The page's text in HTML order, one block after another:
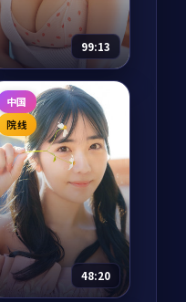
名考古学者在云南古
滇国遗址中破译出他
们留下的归航路径。
一场跨越上古与近未
来的冒险，重...
83,376 8.6 科幻
99:13
北纬23度的春天
电影 2025
主演：周冬雨、朱亚
文 等
云南红河谷的国境小
城，咖啡庄园女主人
在春天迎来一位失忆
的旅客。他唯一记得
的信息只有「北纬 23
度」。一个春天的相
处，让两个迷路的人
73,636 8.6 剧情
中国
院线
48:20